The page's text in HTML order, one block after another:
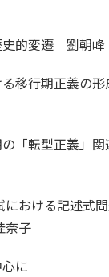
史的変遷 劉朝峰
る移行期正義の
「転型正義」関
における記述式
子
に